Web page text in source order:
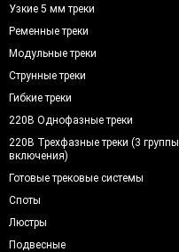
Узкие 5 мм треки
Ременные треки
Модульные треки
Струнные треки
Гибкие треки
220В Однофазные треки
220В Трехфазные треки (3 группы
включения)
Готовые трековые системы
Споты
Люстры
Подвесные